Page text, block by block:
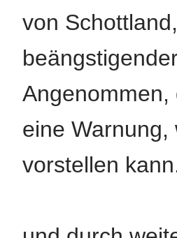
von
eine
vorstellen